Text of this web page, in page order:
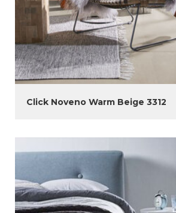
Click Noveno Warm Beige 3312